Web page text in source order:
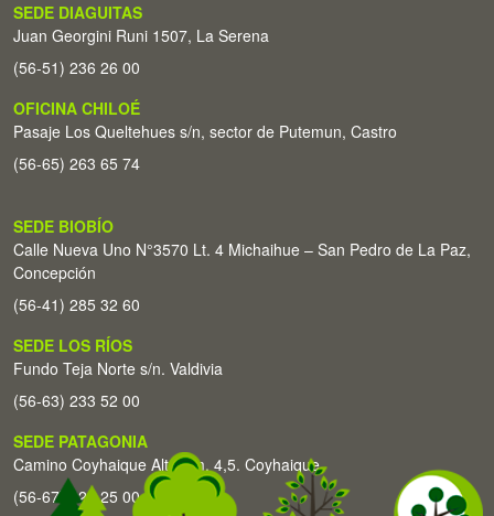
SEDE DIAGUITAS
Juan Georgini Runi 1507, La Serena
(56-51) 236 26 00
OFICINA CHILOÉ
Pasaje Los Queltehues s/n, sector de Putemun, Castro
(56-65) 263 65 74
SEDE BIOBÍO
Calle Nueva Uno N°3570 Lt. 4 Michaihue – San Pedro de La Paz,
Concepción
(56-41) 285 32 60
SEDE LOS RÍOS
Fundo Teja Norte s/n. Valdivia
(56-63) 233 52 00
SEDE PATAGONIA
Camino Coyhaique Alto Km. 4,5. Coyhaique
(56-67) 226 25 00